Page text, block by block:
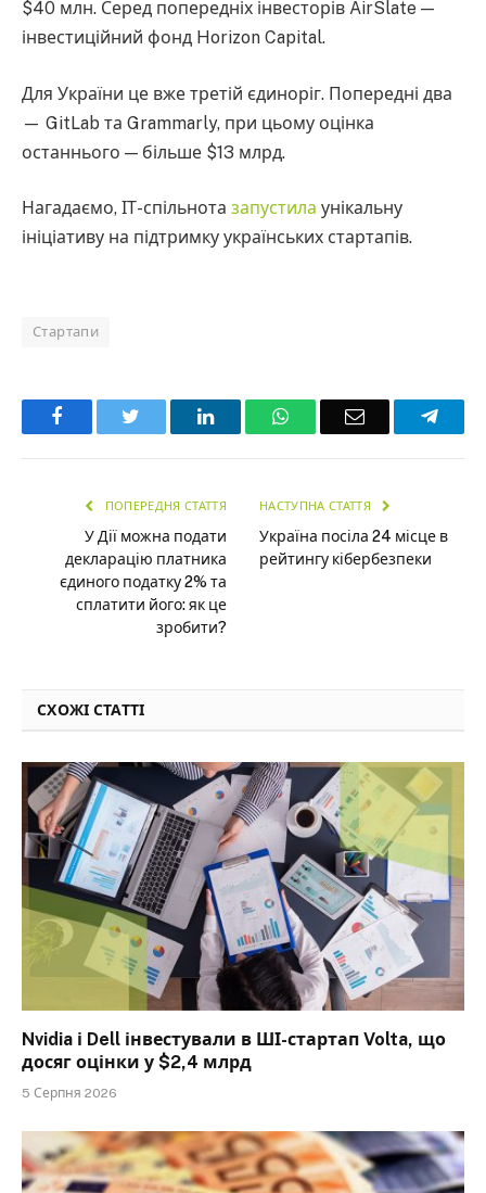
$40 млн. Серед попередніх інвесторів AirSlate —
інвестиційний фонд Horizon Capital.
Для України це вже третій єдиноріг. Попередні два
— GitLab та Grammarly, при цьому оцінка
останнього — більше $13 млрд.
Нагадаємо, ІТ-спільнота запустила унікальну
ініціативу на підтримку українських стартапів.
Стартапи
Facebook LinkedInWhatsAppEmail
ПОПЕРЕДНЯ СТАТТЯ
У Дії можна подати
декларацію платника
єдиного податку 2% та
сплатити його: як це
зробити?
НАСТУПНА СТАТТЯ
Україна посіла 24 місце в
рейтингу кібербезпеки
СХОЖІ СТАТТІ
Nvidia і Dell інвестували в ШІ-стартап Volta, що
досяг оцінки у $2,4 млрд
5 Серпня 2026